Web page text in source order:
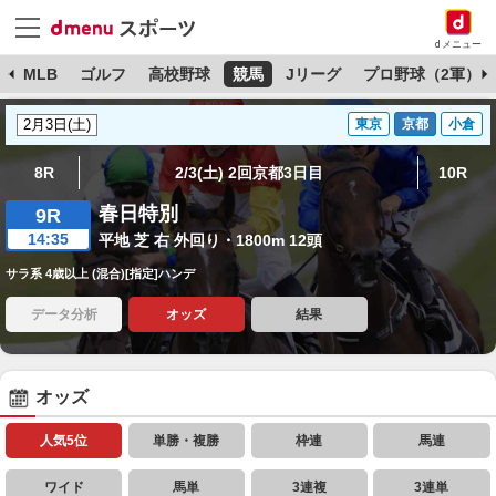
dメニュー
MLB ゴルフ 高校野球 競馬 Jリーグ プロ野球（2軍）
東京 京都 小倉
8R 2/3(土) 2回京都3日目 10R
9R
14:35
春日特別
平地 芝 右 外回り・1800m 12頭
サラ系 4歳以上 (混合)[指定]ハンデ
データ分析 オッズ 結果
オッズ
人気5位 単勝・複勝 枠連 馬連
ワイド 馬単 3連複 3連単